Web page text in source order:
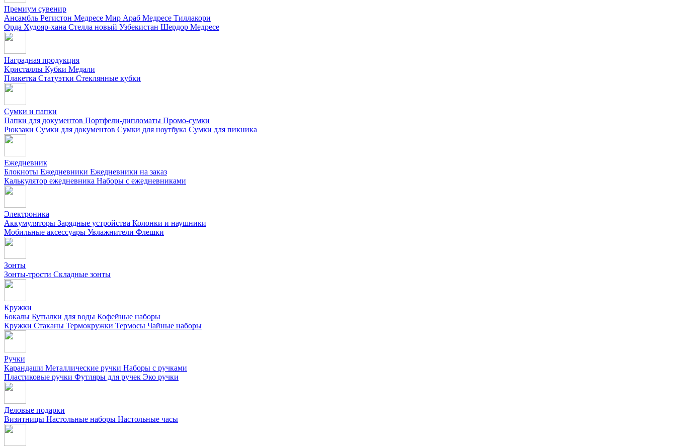
Премиум сувенир
Ансамбль Регистон Медресе Мир Араб Медресе Тиллакори
Орда Худояр-хана Стелла новый Узбекистан Шердор Медресе
Наградная продукция
Kристаллы Кубки Медали
Плакетка Статуэтки Стеклянные кубки
Сумки и папки
Папки для документов Портфели-дипломаты Промо-сумки
Рюкзаки Сумки для документов Сумки для ноутбука Сумки для пикника
Ежедневник
Блокноты Ежедневники Ежедневники на заказ
Калькулятор ежедневника Наборы с ежедневниками
Электроника
Аккумуляторы Зарядные устройства Колонки и наушники
Мобильные аксессуары Увлажнители Флешки
Зонты
Зонты-трости Складные зонты
Кружки
Бокалы Бутылки для воды Кофейные наборы
Кружки Стаканы Термокружки Термосы Чайные наборы
Ручки
Карандаши Металлические ручки Наборы с ручками
Пластиковые ручки Футляры для ручек Эко ручки
Деловые подарки
Визитницы Настольные наборы Настольные часы